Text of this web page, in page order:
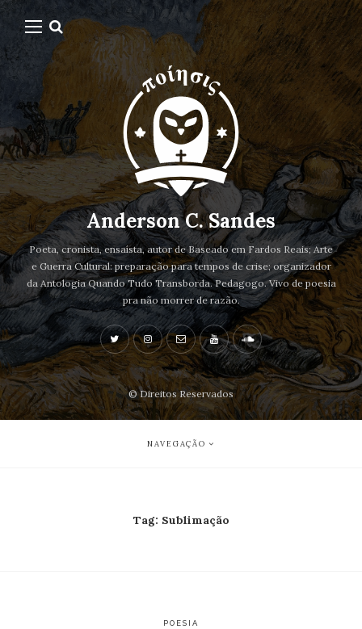
Anderson C. Sandes
Poeta, cronista, ensaísta, autor de Baseado em Fardos Reais; Arte
e Guerra Cultural: preparação para tempos de crise; organizador
da Antologia Quando Tudo Transborda. Pedagogo. Vivo de poesia
pra não morrer de razão.
© Direitos Reservados
NAVEGAÇÃO
Tag: Sublimação
POESIA